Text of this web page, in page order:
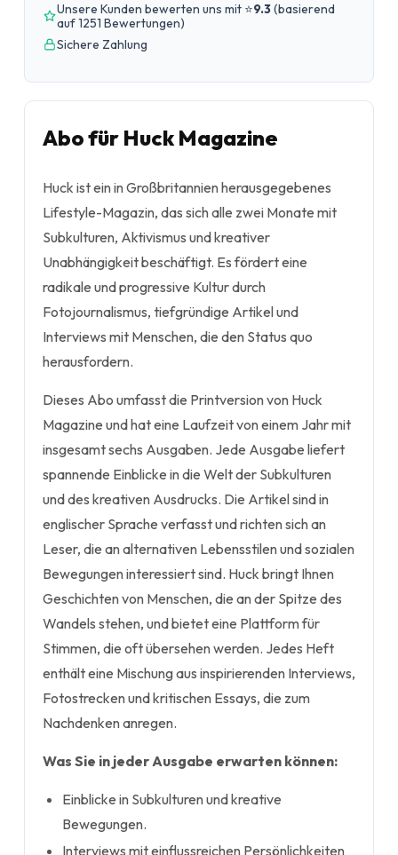
Unsere Kunden bewerten uns mit ⭐9.3(basierend
auf 1251 Bewertungen)
Sichere Zahlung
Abo für Huck Magazine
Huck ist ein in Großbritannien herausgegebenes
Lifestyle-Magazin, das sich alle zwei Monate mit
Subkulturen, Aktivismus und kreativer
Unabhängigkeit beschäftigt. Es fördert eine
radikale und progressive Kultur durch
Fotojournalismus, tiefgründige Artikel und
Interviews mit Menschen, die den Status quo
herausfordern.
Dieses Abo umfasst die Printversion von Huck
Magazine und hat eine Laufzeit von einem Jahr mit
insgesamt sechs Ausgaben. Jede Ausgabe liefert
spannende Einblicke in die Welt der Subkulturen
und des kreativen Ausdrucks. Die Artikel sind in
englischer Sprache verfasst und richten sich an
Leser, die an alternativen Lebensstilen und sozialen
Bewegungen interessiert sind. Huck bringt Ihnen
Geschichten von Menschen, die an der Spitze des
Wandels stehen, und bietet eine Plattform für
Stimmen, die oft übersehen werden. Jedes Heft
enthält eine Mischung aus inspirierenden Interviews,
Fotostrecken und kritischen Essays, die zum
Nachdenken anregen.
Was Sie in jeder Ausgabe erwarten können:
Einblicke in Subkulturen und kreative
Bewegungen.
Interviews mit einflussreichen Persönlichkeiten